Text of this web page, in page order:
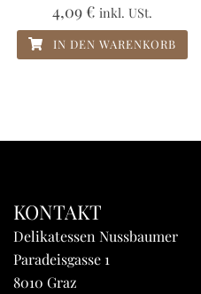
4,09€ inkl. USt.
IN DEN WARENKORB
KONTAKT
Delikatessen Nussbaumer
Paradeisgasse 1
8010 Graz